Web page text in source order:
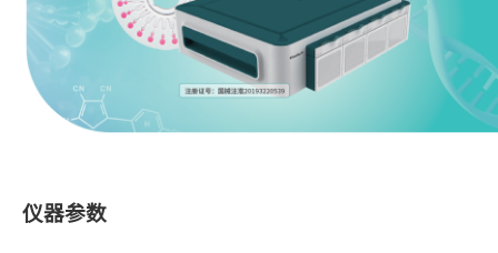
仪器参数